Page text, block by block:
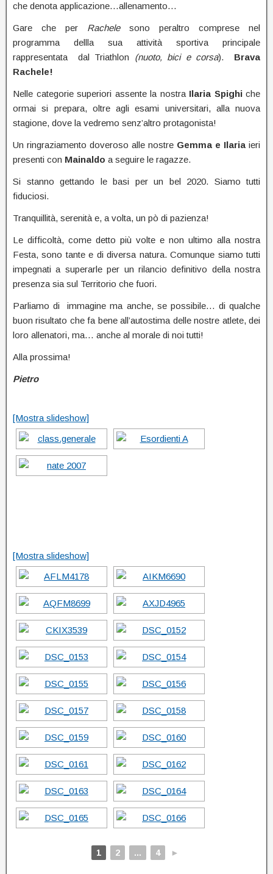
che denota applicazione…allenamento…
Gare che per Rachelesono peraltro comprese nel
programma dellla sua attività sportiva principale
rappresentata dal Triathlon (nuoto, bici e corsa). Brava
Rachele!
Nelle categorie superiori assente la nostra Ilaria Spighiche
ormai si prepara, oltre agli esami universitari, alla nuova
stagione, dove la vedremo senz’altro protagonista!
Un ringraziamento doveroso alle nostre Gemma e Ilaria ieri
presenti con Mainaldo a seguire le ragazze.
Si stanno gettando le basi per un bel 2020. Siamo tutti
fiduciosi.
Tranquillità, serenità e, a volta, un pò di pazienza!
Le difficoltà, come detto più volte e non ultimo alla nostra
Festa, sono tante e di diversa natura. Comunque siamo tutti
impegnati a superarle per un rilancio definitivo della nostra
presenza sia sul Territorio che fuori.
Parliamo di immagine ma anche, se possibile… di qualche
buon risultato che fa bene all’autostima delle nostre atlete, dei
loro allenatori, ma… anche al morale di noi tutti!
Alla prossima!
Pietro
[Mostra slideshow]
[Mostra slideshow]
1 2 ... 4 ►